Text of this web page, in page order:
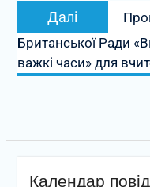
Далі
Британської Ради
важкі часи» для
Календар